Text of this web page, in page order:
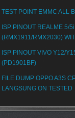
TEST POINT EMMC ALL
ISP PINOUT REALME 5/5i
(RMX1911/RMX2030)
ISP PINOUT VIVO Y12/
(PD1901BF)
FILE DUMP OPPO A3S
LANGSUNG ON TESTED